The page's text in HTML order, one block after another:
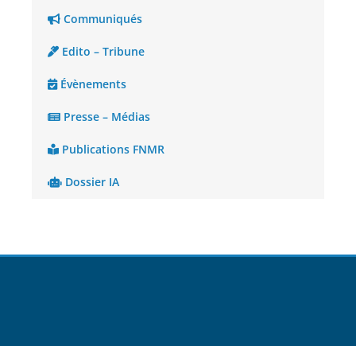
Communiqués
Edito – Tribune
Évènements
Presse – Médias
Publications FNMR
Dossier IA